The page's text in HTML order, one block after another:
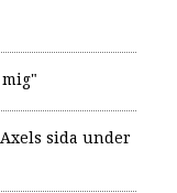
sida under